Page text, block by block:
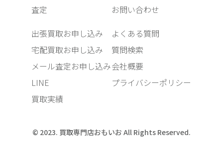
査定
お問い合わせ
出張買取お申し込み
宅配買取お申し込み
メール査定お申し込み
LINE
買取実績
よくある質問
質問検索
会社概要
プライバシーポリシー
© 2023. 買取専門店おもいお All Rights Reserved.